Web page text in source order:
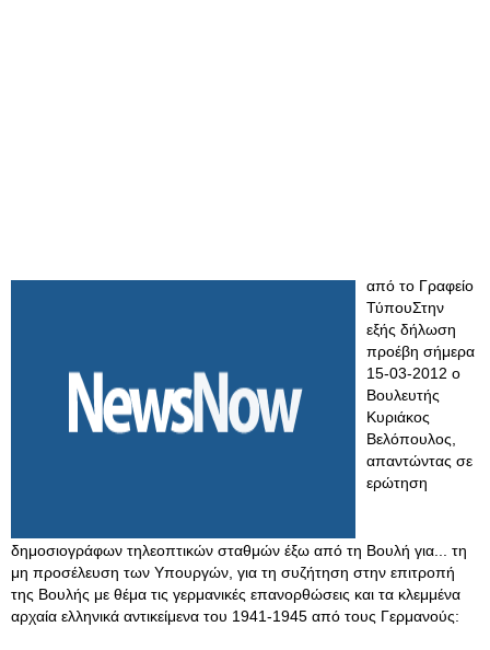
από το Γραφείο
ΤύπουΣτην
εξής δήλωση
προέβη σήμερα
15-03-2012 ο
Βουλευτής
Κυριάκος
Βελόπουλος,
απαντώντας σε
ερώτηση
δημοσιογράφων τηλεοπτικών σταθμών έξω από τη Βουλή για... τη
μη προσέλευση των Υπουργών, για τη συζήτηση στην επιτροπή
της Βουλής με θέμα τις γερμανικές επανορθώσεις και τα κλεμμένα
αρχαία ελληνικά αντικείμενα του 1941-1945 από τους Γερμανούς: